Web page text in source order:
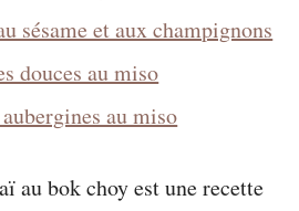
sésame et aux champignons
douces au miso
au miso